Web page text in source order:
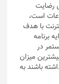
رضایت
است،
با هدف
برنامه
در
میزان
باشند به